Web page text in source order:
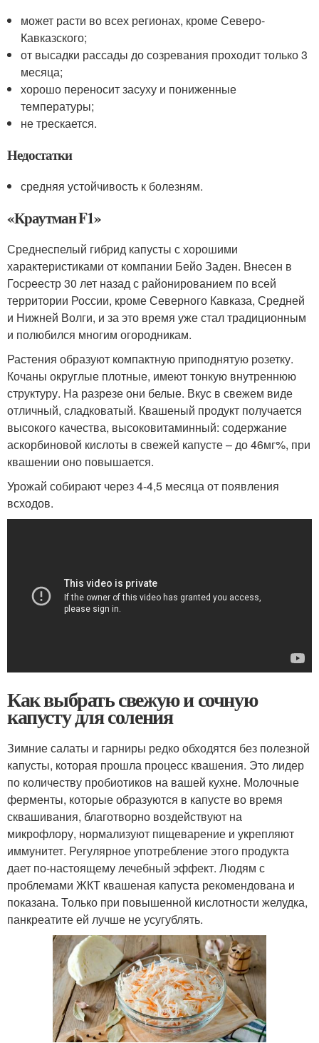
может расти во всех регионах, кроме Северо-
Кавказского;
от высадки рассады до созревания проходит только 3
месяца;
хорошо переносит засуху и пониженные
температуры;
не трескается.
Недостатки
средняя устойчивость к болезням.
«Краутман F1»
Среднеспелый гибрид капусты с хорошими
характеристиками от компании Бейо Заден. Внесен в
Госреестр 30 лет назад с районированием по всей
территории России, кроме Северного Кавказа, Средней
и Нижней Волги, и за это время уже стал традиционным
и полюбился многим огородникам.
Растения образуют компактную приподнятую розетку.
Кочаны округлые плотные, имеют тонкую внутреннюю
структуру. На разрезе они белые. Вкус в свежем виде
отличный, сладковатый. Квашеный продукт получается
высокого качества, высоковитаминный: содержание
аскорбиновой кислоты в свежей капусте – до 46мг%, при
квашении оно повышается.
Урожай собирают через 4-4,5 месяца от появления
всходов.
Как выбрать свежую и сочную
капусту для соления
Зимние салаты и гарниры редко обходятся без полезной
капусты, которая прошла процесс квашения. Это лидер
по количеству пробиотиков на вашей кухне. Молочные
ферменты, которые образуются в капусте во время
сквашивания, благотворно воздействуют на
микрофлору, нормализуют пищеварение и укрепляют
иммунитет. Регулярное употребление этого продукта
дает по-настоящему лечебный эффект. Людям с
проблемами ЖКТ квашеная капуста рекомендована и
показана. Только при повышенной кислотности желудка,
панкреатите ей лучше не усугублять.